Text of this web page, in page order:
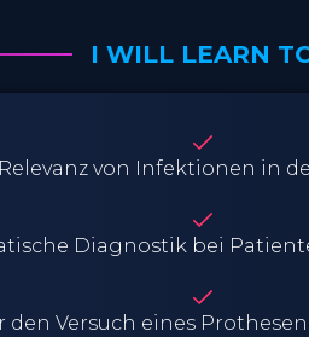
I WILL LEARN
von Infektionen in
Diagnostik bei
den Versuch eines